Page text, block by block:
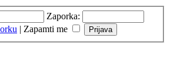
Zaporka:
| Zapamti me